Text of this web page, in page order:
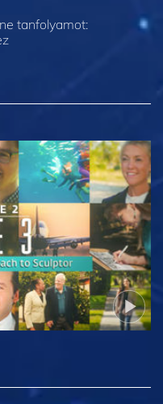
tanfolyamot: